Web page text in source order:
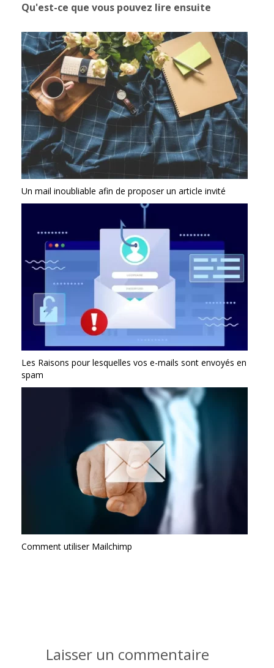
Qu'est-ce que vous pouvez lire ensuite
Un mail inoubliable afin de proposer un article invité
Les Raisons pour lesquelles vos e-mails sont envoyés en
spam
Comment utiliser Mailchimp
Laisser un commentaire